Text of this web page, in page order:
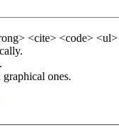
<cite> <code>
ones.